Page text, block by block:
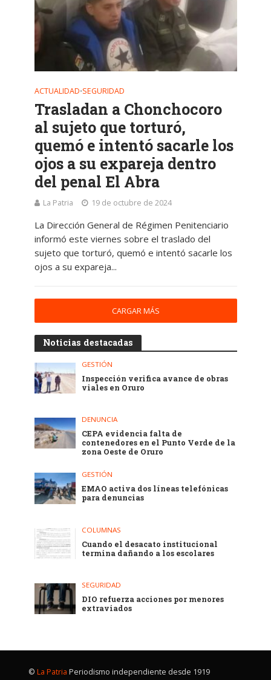
ACTUALIDAD•SEGURIDAD
Trasladan a Chonchocoro
al sujeto que torturó,
quemó e intentó sacarle los
ojos a su expareja dentro
del penal El Abra
La Patria 19 de octubre de 2024
La Dirección General de Régimen Penitenciario
informó este viernes sobre el traslado del
sujeto que torturó, quemó e intentó sacarle los
ojos a su expareja...
CARGAR MÁS
Noticias destacadas
GESTIÓN
Inspección verifica avance de obras
viales en Oruro
DENUNCIA
CEPA evidencia falta de
contenedores en el Punto Verde de la
zona Oeste de Oruro
GESTIÓN
EMAO activa dos líneas telefónicas
para denuncias
COLUMNAS
Cuando el desacato institucional
termina dañando a los escolares
SEGURIDAD
DIO refuerza acciones por menores
extraviados
© La Patria Periodismo independiente desde 1919